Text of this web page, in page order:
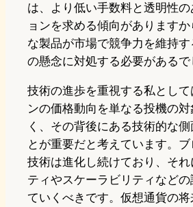
は、より低い手数料と透明性
ョンを求める傾向がありますか
な製品が市場で競争力を維持
の懸念に対処する必要があるで
技術の進歩を重視する私として
ンの価格動向を単なる投機の
く、その背後にある技術的な側
とが重要だと考えています。
技術は進化し続けており、それ
ティやスケーラビリティなど
ていくべきです。仮想通貨の